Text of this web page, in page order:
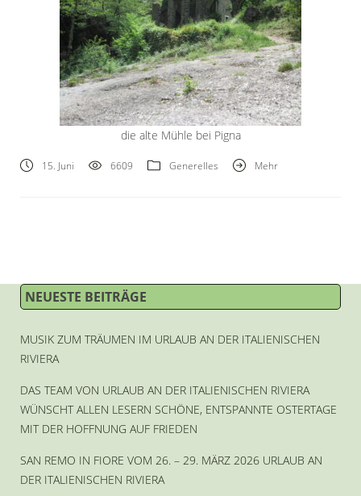
die alte Mühle bei Pigna
15. Juni 6609 Generelles Mehr
NEUESTE BEITRÄGE
MUSIK ZUM TRÄUMEN IM URLAUB AN DER ITALIENISCHEN
RIVIERA
DAS TEAM VON URLAUB AN DER ITALIENISCHEN RIVIERA
WÜNSCHT ALLEN LESERN SCHÖNE, ENTSPANNTE OSTERTAGE
MIT DER HOFFNUNG AUF FRIEDEN
SAN REMO IN FIORE VOM 26. – 29. MÄRZ 2026 URLAUB AN
DER ITALIENISCHEN RIVIERA